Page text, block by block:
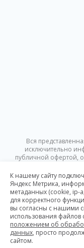
Вся
исключительно
публичной офертой,
изменена в любое
Положение об
К нашему сайту
Яндекс Метрика,
метаданных (cookie, ip-
для корректного
вы согласны с нашими
использования файлов
положением об
данных, просто
сайтом.